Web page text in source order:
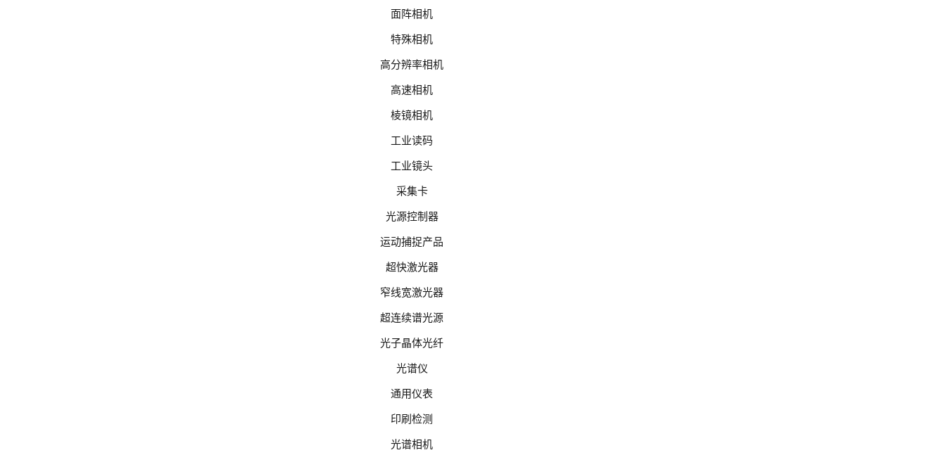
面阵相机
特殊相机
高分辨率相机
高速相机
棱镜相机
工业读码
工业镜头
采集卡
光源控制器
运动捕捉产品
超快激光器
窄线宽激光器
超连续谱光源
光子晶体光纤
光谱仪
通用仪表
印刷检测
光谱相机